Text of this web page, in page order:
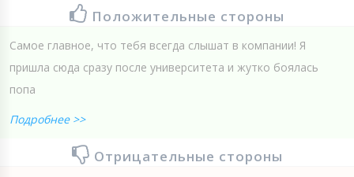
Положительные стороны
Самое главное, что тебя всегда слышат в компании! Я
пришла сюда сразу после университета и жутко боялась
попа
Подробнее >>
Отрицательные стороны